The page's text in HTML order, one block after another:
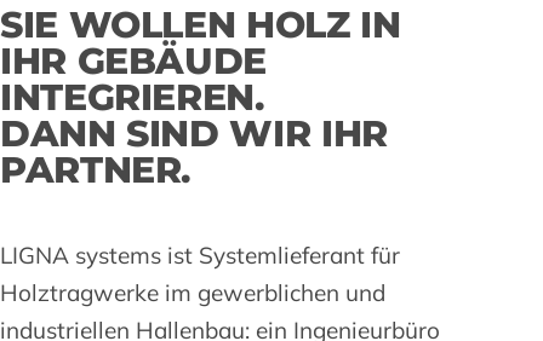
SIE WOLLEN HOLZ IN
IHR GEBÄUDE
INTEGRIEREN.
DANN SIND WIR IHR
PARTNER.
LIGNA systems ist Systemlieferant für
Holztragwerke im gewerblichen und
industriellen Hallenbau: ein Ingenieurbüro